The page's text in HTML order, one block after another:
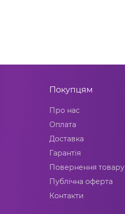
Покупцям
Про нас
Оплата
Доставка
Гарантія
Повернення товару
Публічна оферта
Контакти